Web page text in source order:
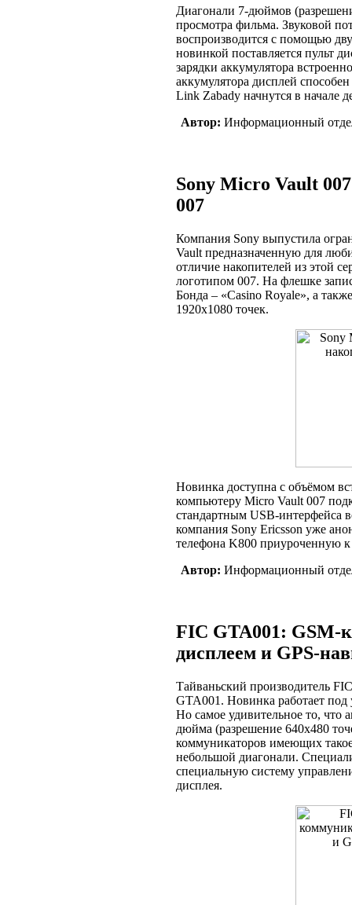
Диагонали 7-дюймов
просмотра фильма. Звуковой
воспроизводится с помощью
новинкой поставляется пульт
зарядки аккумулятора
аккумулятора дисплей
Link Zabady начнутся в начале
Автор: Информационный
Sony Micro Vault
007
Компания Sony выпустила
Vault предназначенную для
отличие накопителей из этой
логотипом 007. На флешке
Бонда – «Casino Royale», а
1920х1080 точек.
Новинка доступна c объёмом
компьютеру Micro Vault 007
стандартным USB-интерфейса
компания Sony Ericsson уже
телефона K800 приуроченную
Автор: Информационный
FIC GTA001: GSM-
дисплеем и GPS-
Тайваньский производитель
GTA001. Новинка работает
Но самое удивительное то, что
дюйма (разрешение 640х480
коммуникаторов имеющих
небольшой диагонали.
специальную систему
дисплея.